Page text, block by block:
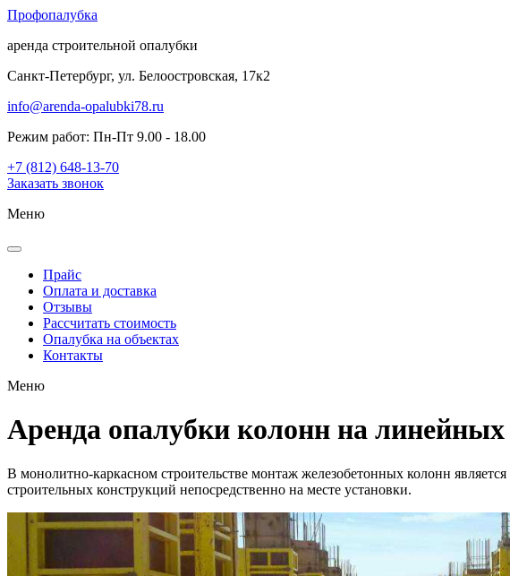
Профопалубка
аренда строительной опалубки
Санкт-Петербург, ул. Белоостровская, 17к2
info@arenda-opalubki78.ru
Режим работ: Пн-Пт 9.00 - 18.00
+7 (812) 648-13-70
Заказать звонок
Меню
Прайс
Оплата и доставка
Отзывы
Рассчитать стоимость
Опалубка на объектах
Контакты
Меню
Аренда опалубки колонн на
В монолитно-каркасном строительстве монтаж железобетонных колонн
строительных конструкций непосредственно на месте установки.